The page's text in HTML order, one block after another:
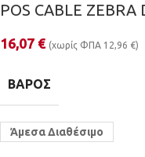
POS CABLE ZEBRA
16,07 € (χωρίς ΦΠΑ 12,96 €)
ΒΆΡΟΣ
Άμεσα Διαθέσιμο